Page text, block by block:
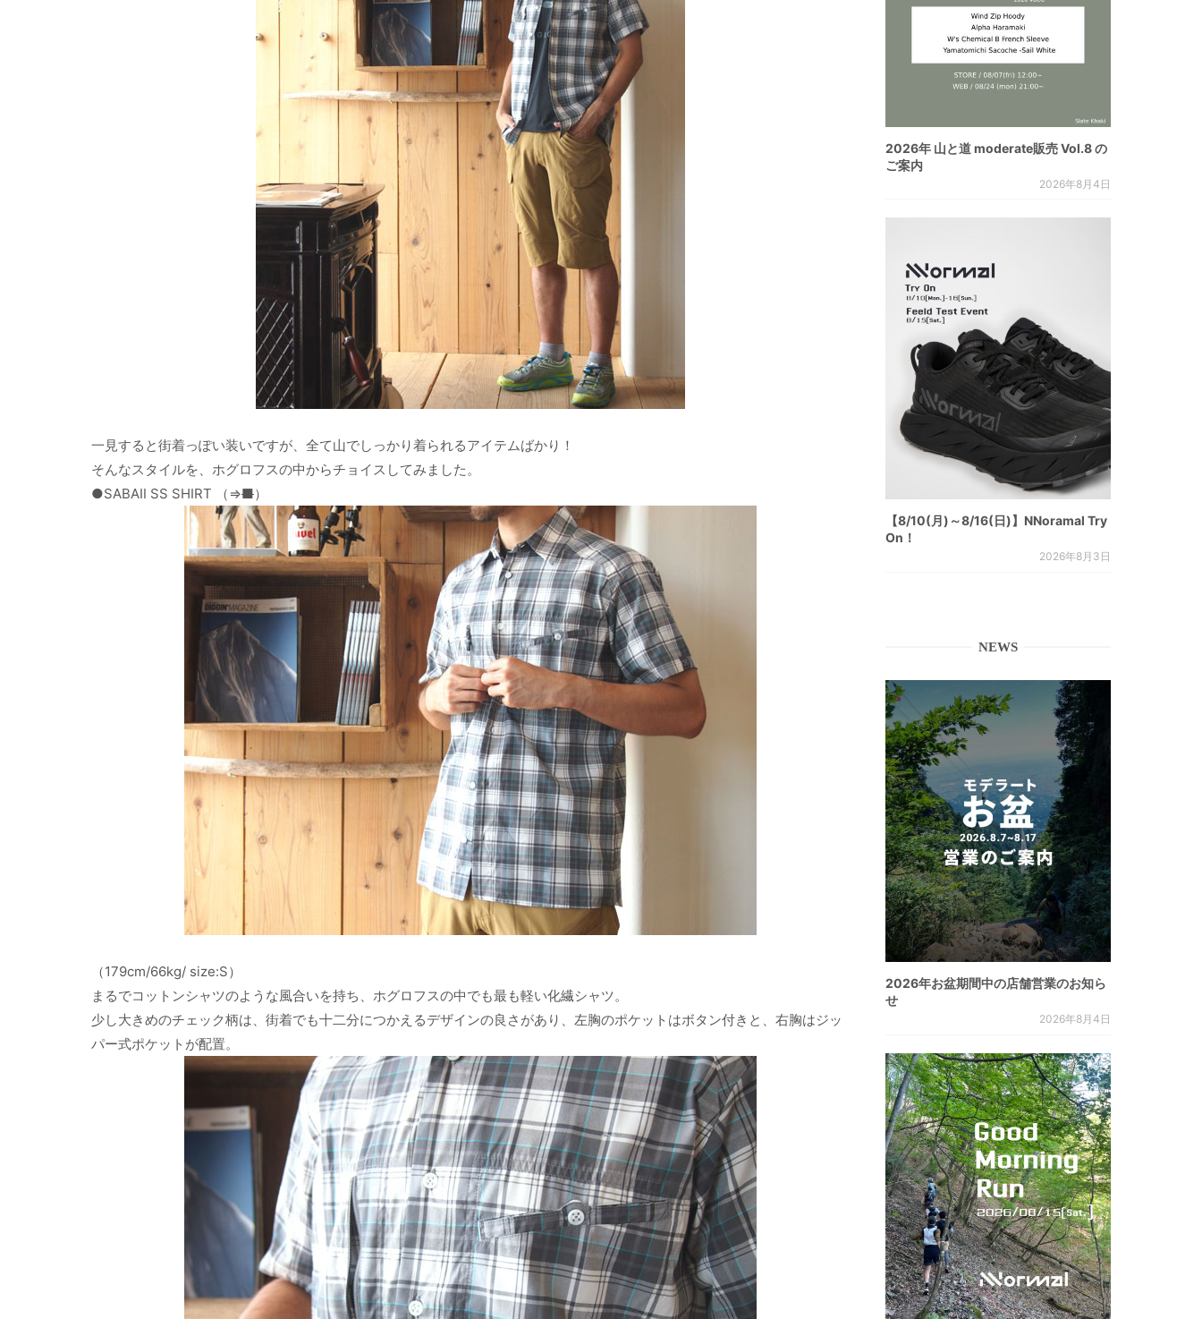
一見すると街着っぽい装いですが、全て山でしっかり着られるアイテムばかり！
そんなスタイルを、ホグロフスの中からチョイスしてみました。
●SABAⅡ SS SHIRT （⇒■）
（179cm/66kg/ size:S）
まるでコットンシャツのような風合いを持ち、ホグロフスの中でも最も軽い化繊シャツ。
少し大きめのチェック柄は、街着でも十二分につかえるデザインの良さがあり、左胸のポケットはボタン付きと、右胸はジッ
パー式ポケットが配置。
2026年 山と道 moderate販売 Vol.8 の
ご案内
2026年8月4日
【8/10(月)～8/16(日)】NNoramal Try
On！
2026年8月3日
NEWS
2026年お盆期間中の店舗営業のお知ら
せ
2026年8月4日